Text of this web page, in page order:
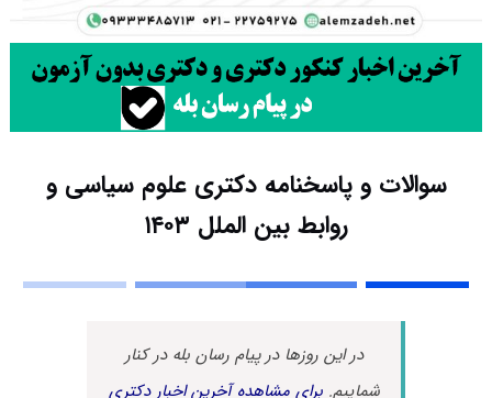
سوالات و پاسخنامه دکتری علوم سیاسی و
روابط بین الملل ۱۴۰۳
در این روزها در پیام رسان بله در کنار
شماییم.برای مشاهده آخرین اخبار دکتری